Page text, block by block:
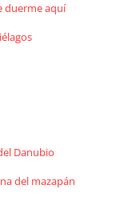
duerme aquí
Danubio
del mazapán